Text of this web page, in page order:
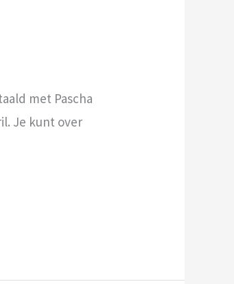
met Pascha
Je kunt over